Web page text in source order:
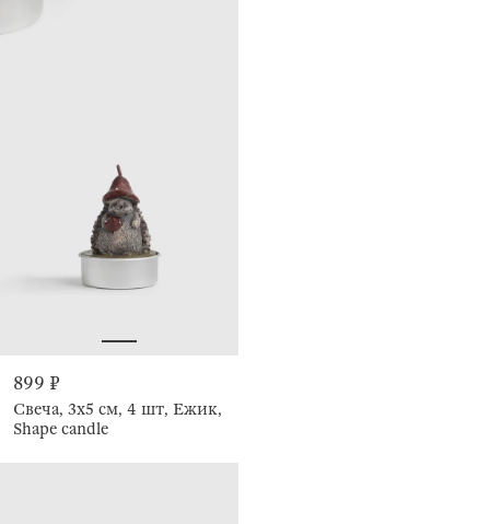
899 ₽
Свеча, 3x5 см, 4 шт, Ежик,
Shape candle